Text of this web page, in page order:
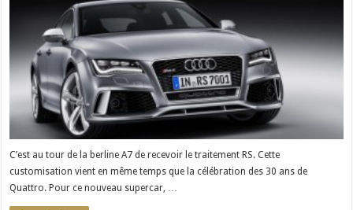
survitaminée
C’est au tour de la berline A7 de recevoir le traitement RS. Cette
customisation vient en même temps que la célébration des 30 ans de
Quattro. Pour ce nouveau supercar, …